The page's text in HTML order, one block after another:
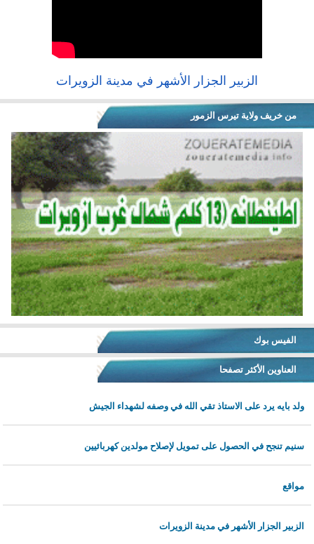
الزبير الجزار الأشهر في مدينة الزويرات
من خريف ولاية تيرس الزمور
الفيس بوك
العناوين الأكثر تصفحا
ولد بايه يرد على الاستاذ تقي الله في وصفه لشهداء الجيش
سنيم تنجح في الحصول على تمويل لإصلاح مولدين كهربائيين
مواقع
الزبير الجزار الأشهر في مدينة الزويرات